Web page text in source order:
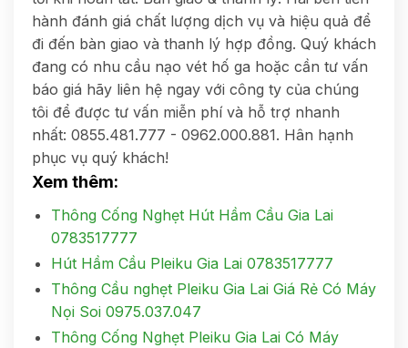
hành đánh giá chất lượng dịch vụ và hiệu quả để
đi đến bàn giao và thanh lý hợp đồng. Quý khách
đang có nhu cầu nạo vét hố ga hoặc cần tư vấn
báo giá hãy liên hệ ngay với công ty của chúng
tôi để được tư vấn miễn phí và hỗ trợ nhanh
nhất: 0855.481.777 - 0962.000.881. Hân hạnh
phục vụ quý khách!
Xem thêm:
Thông Cống Nghẹt Hút Hầm Cầu Gia Lai
0783517777
Hút Hầm Cầu Pleiku Gia Lai 0783517777
Thông Cầu nghẹt Pleiku Gia Lai Giá Rẻ Có Máy
Nọi Soi 0975.037.047
Thông Cống Nghẹt Pleiku Gia Lai Có Máy